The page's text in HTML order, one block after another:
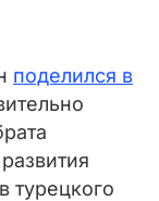
поделился в
турецкого